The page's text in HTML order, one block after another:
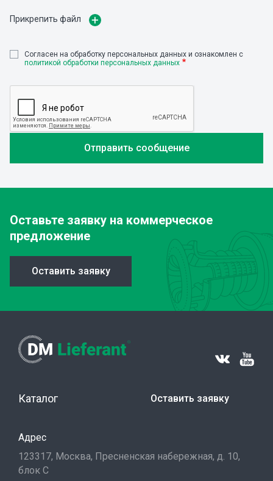
Прикрепить файл
Cогласен на обработку персональных данных и ознакомлен с
политикой обработки персональных данных
Оставьте заявку на коммерческое
предложение
Оставить заявку
Каталог Оставить заявку
Адрес
123317, Москва, Пресненская набережная, д. 10,
блок С